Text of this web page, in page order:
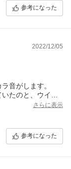
参考になった
2022/12/05
音がします。
たのと、ウイス
さらに表示
参考になった